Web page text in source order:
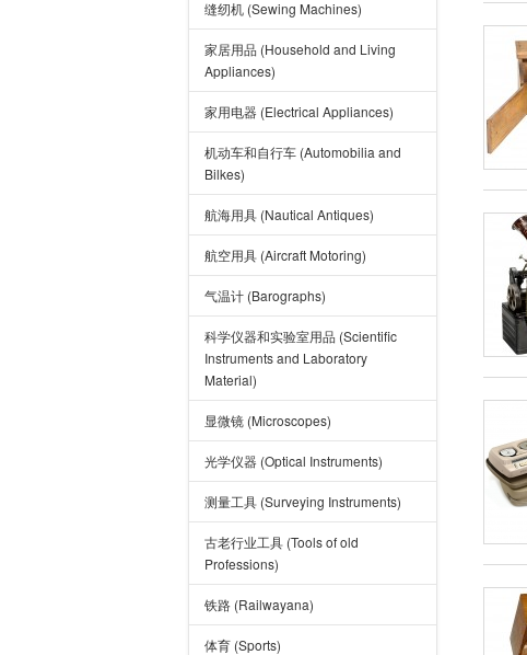
缝纫机 (Sewing Machines)
家居用品 (Household and Living
Appliances)
家用电器 (Electrical Appliances)
机动车和自行车 (Automobilia and
Bilkes)
航海用具 (Nautical Antiques)
航空用具 (Aircraft Motoring)
气温计 (Barographs)
科学仪器和实验室用品 (Scientific
Instruments and Laboratory
Material)
显微镜 (Microscopes)
光学仪器 (Optical Instruments)
测量工具 (Surveying Instruments)
古老行业工具 (Tools of old
Professions)
铁路 (Railwayana)
体育 (Sports)